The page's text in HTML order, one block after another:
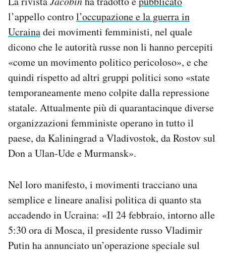
l’appello control’occupazione e la guerra in
Ucrainadei movimenti femministi, nel quale
dicono che le autorità russe non li hanno percepiti
«come un movimento politico pericoloso», e che
quindi rispetto ad altri gruppi politici sono «state
temporaneamente meno colpite dalla repressione
statale. Attualmente più di quarantacinque diverse
organizzazioni femministe operano in tutto il
paese, da Kaliningrad a Vladivostok, da Rostov sul
Don a Ulan-Ude e Murmansk».
Nel loro manifesto, i movimenti tracciano una
semplice e lineare analisi politica di quanto sta
accadendo in Ucraina: «Il 24 febbraio, intorno alle
5:30 ora di Mosca, il presidente russo Vladimir
Putin ha annunciato un’operazione speciale sul